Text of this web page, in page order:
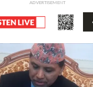
ADVERTISEMENT